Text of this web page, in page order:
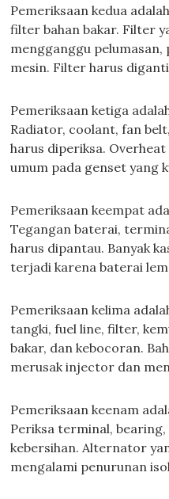
Pemeriksaan kedua
filter bahan bakar. Filter
mengganggu
mesin. Filter harus
Pemeriksaan ketiga
Radiator, coolant, fan
harus diperiksa. Overheat
umum pada genset yang
Pemeriksaan keempat
Tegangan baterai,
harus dipantau. Banyak
terjadi karena baterai
Pemeriksaan kelima
tangki, fuel line, filter,
bakar, dan kebocoran.
merusak injector dan
Pemeriksaan keenam
Periksa terminal,
kebersihan. Alternator
mengalami penurunan